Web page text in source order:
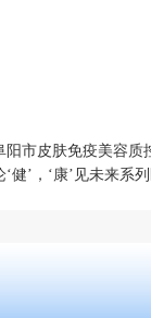
阳市皮肤免疫美容质
健’，‘康’见未来系